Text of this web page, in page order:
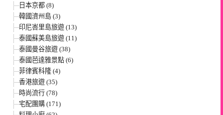
日本京都 (8)
韓國濟州島 (3)
印尼峇里島旅遊 (13)
泰國蘇美島旅遊 (11)
泰國曼谷旅遊 (38)
泰國芭達雅景點 (6)
菲律賓科隆 (4)
香港旅遊 (35)
時尚流行 (78)
宅配團購 (171)